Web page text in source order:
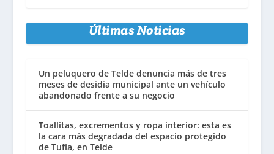
Últimas Noticias
Un peluquero de Telde denuncia más de tres
meses de desidia municipal ante un vehículo
abandonado frente a su negocio
Toallitas, excrementos y ropa interior: esta es
la cara más degradada del espacio protegido
de Tufia, en Telde